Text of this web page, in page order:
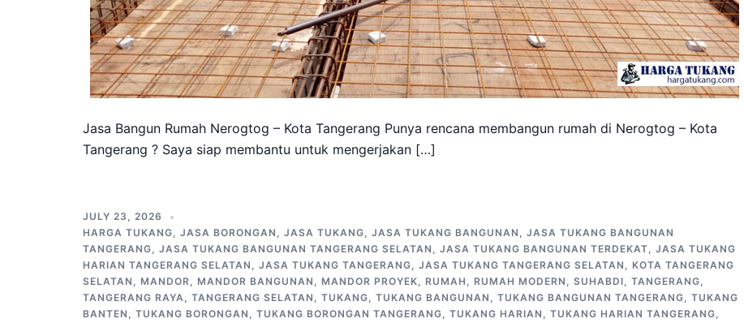
Jasa Bangun Rumah Nerogtog – Kota Tangerang Punya rencana membangun rumah di Nerogtog – Kota
Tangerang ? Saya siap membantu untuk mengerjakan […]
JULY 23, 2026
HARGA TUKANG, JASA BORONGAN , JASA TUKANG, JASA TUKANG BANGUNAN , JASA TUKANG BANGUNAN
TANGERANG, JASA TUKANG BANGUNAN TANGERANG SELATAN , JASA TUKANG BANGUNAN TERDEKAT, JASA TUKANG
HARIAN TANGERANG SELATAN , JASA TUKANG TANGERANG, JASA TUKANG TANGERANG SELATAN , KOTA TANGERANG
SELATAN , MANDOR, MANDOR BANGUNAN , MANDOR PROYEK, RUMAH , RUMAH MODERN , SUHABDI, TANGERANG,
TANGERANG RAYA, TANGERANG SELATAN , TUKANG, TUKANG BANGUNAN , TUKANG BANGUNAN TANGERANG, TUKANG
BANTEN , TUKANG BORONGAN , TUKANG BORONGAN TANGERANG, TUKANG HARIAN , TUKANG HARIAN TANGERANG,